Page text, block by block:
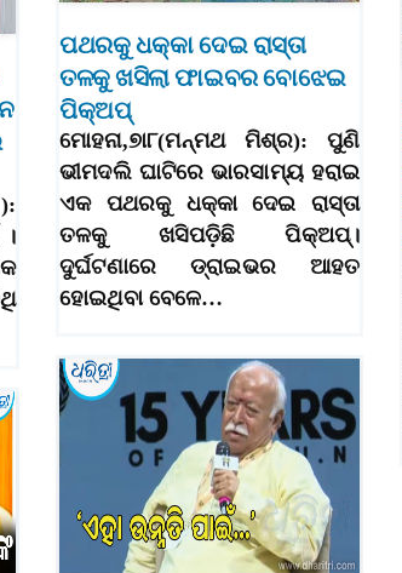
ପଥରକୁ ଧକ୍କା ଦେଇ ରାସ୍ତା
ତଳକୁ ଖସିଲା ଫାଇବର ବୋଝେଇ
ପିକ୍‌ଅପ୍‌
ମୋହନା,୭ା୮(ମନ୍ମଥ ମିଶ୍ର): ପୁଣି
ଭୀମଦଲି ଘାଟିରେ ଭାରସାମ୍ୟ ହରାଇ
ଏକ ପଥରକୁ ଧକ୍କା ଦେଇ ରାସ୍ତା
ତଳକୁ ଖସିପଡ଼ିଛି ପିକ୍‌ଅପ୍‌।
ଦୁର୍ଘଟଣାରେ ଡ୍ରାଇଭର ଆହତ
ହୋଇଥିବା ବେଳେ…